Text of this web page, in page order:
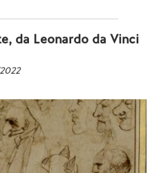
da Leonardo da Vinci